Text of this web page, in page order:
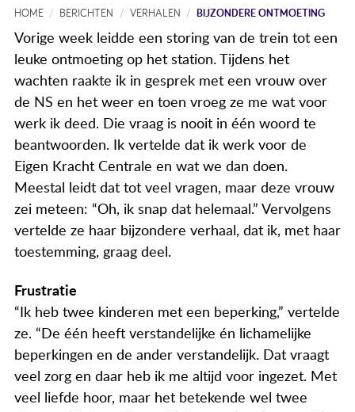
Meedoen
Actueel
Contact
HOME BERICHTEN VERHALEN BIJZONDERE ONTMOETING
Vorige week leidde een storing van de trein tot een
leuke ontmoeting op het station. Tijdens het
wachten raakte ik in gesprek met een vrouw over
de NS en het weer en toen vroeg ze me wat voor
werk ik deed. Die vraag is nooit in één woord te
beantwoorden. Ik vertelde dat ik werk voor de
Eigen Kracht Centrale en wat we dan doen.
Meestal leidt dat tot veel vragen, maar deze vrouw
zei meteen: “Oh, ik snap dat helemaal.” Vervolgens
vertelde ze haar bijzondere verhaal, dat ik, met haar
toestemming, graag deel.
Frustratie
“Ik heb twee kinderen met een beperking,” vertelde
ze. “De één heeft verstandelijke én lichamelijke
beperkingen en de ander verstandelijk. Dat vraagt
veel zorg en daar heb ik me altijd voor ingezet. Met
veel liefde hoor, maar het betekende wel twee